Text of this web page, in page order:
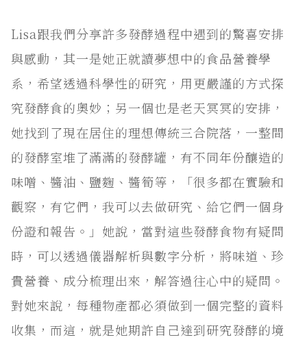
Lisa跟我們分享許多發酵過程中遇到的驚喜安排
與感動，其一是她正就讀夢想中的食品營養學
系，希望透過科學性的研究，用更嚴謹的方式探
究發酵食的奧妙；另一個也是老天冥冥的安排，
她找到了現在居住的理想傳統三合院落，一整間
的發酵室堆了滿滿的發酵罐，有不同年份釀造的
味噌、醬油、鹽麴、醬筍等，「很多都在實驗和
觀察，有它們，我可以去做研究、給它們一個身
份證和報告。」她說，當對這些發酵食物有疑問
時，可以透過儀器解析與數字分析，將味道、珍
貴營養、成分梳理出來，解答過往心中的疑問。
對她來說，每種物產都必須做到一個完整的資料
收集，而這，就是她期許自己達到研究發酵的境